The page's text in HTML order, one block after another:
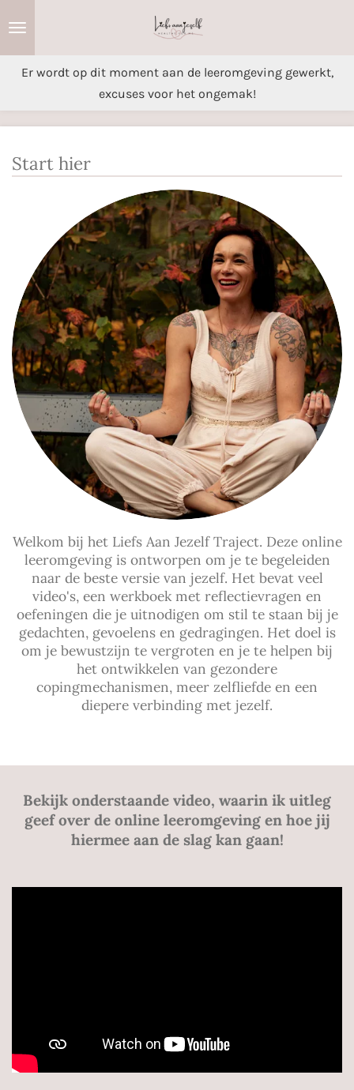
Er wordt op dit moment aan de leeromgeving gewerkt,
excuses voor het ongemak!
Start hier
Welkom bij het Liefs Aan Jezelf Traject. Deze online
leeromgeving is ontworpen om je te begeleiden
naar de beste versie van jezelf. Het bevat veel
video's, een werkboek met reflectievragen en
oefeningen die je uitnodigen om stil te staan bij je
gedachten, gevoelens en gedragingen. Het doel is
om je bewustzijn te vergroten en je te helpen bij
het ontwikkelen van gezondere
copingmechanismen, meer zelfliefde en een
diepere verbinding met jezelf.
Bekijk onderstaande video, waarin ik uitleg
geef over de online leeromgeving en hoe jij
hiermee aan de slag kan gaan!